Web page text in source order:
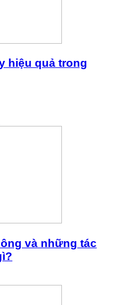
hiệu quả trong
và những tác